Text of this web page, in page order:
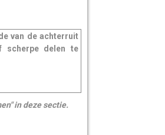
van de achterruit
scherpe delen te
in deze sectie.